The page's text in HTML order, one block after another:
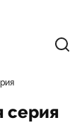
серия